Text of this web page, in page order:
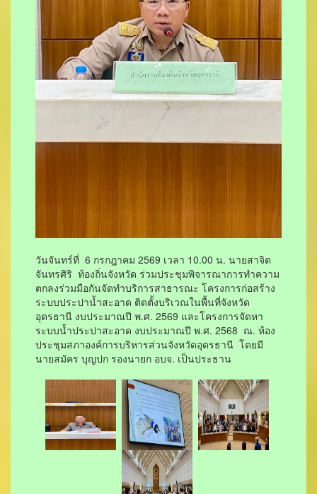
วันจันทร์ที่ 6 กรกฎาคม 2569 เวลา 10.00 น. นายสาจิต
จันทรศิริ ท้องถิ่นจังหวัด ร่วมประชุมพิจารณาการทำความ
ตกลงร่วมมือกันจัดทำบริการสาธารณะ โครงการก่อสร้าง
ระบบประปาน้ำสะอาด ติดตั้งบริเวณในพื้นที่จังหวัด
อุดรธานี งบประมาณปี พ.ศ. 2569 และโครงการจัดหา
ระบบน้ำประปาสะอาด งบประมาณปี พ.ศ. 2568 ณ. ห้อง
ประชุมสภาองค์การบริหารส่วนจังหวัดอุดรธานี โดยมี
นายสมัคร บุญปก รองนายก อบจ. เป็นประธาน